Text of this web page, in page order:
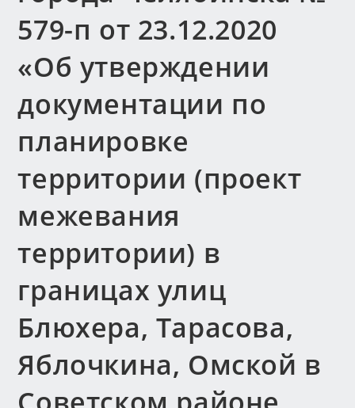
579-п от 23.12.2020
«Об утверждении
документации по
планировке
территории (проект
межевания
территории) в
границах улиц
Блюхера, Тарасова,
Яблочкина, Омской в